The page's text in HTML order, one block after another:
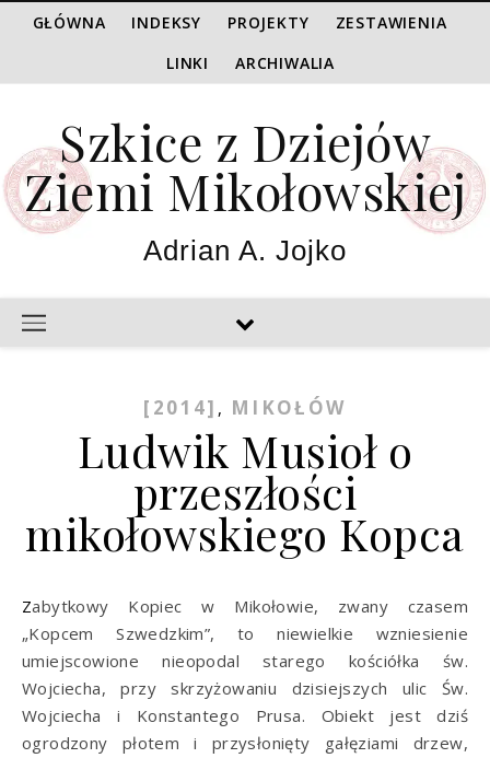
GŁÓWNA INDEKSY PROJEKTY
ZESTAWIENIA
LINKI
ARCHIWALIA
Szkice z Dziejów
Ziemi Mikołowskiej
Adrian A. Jojko
[2014] , MIKOŁÓW
Ludwik Musioł o
przeszłości
mikołowskiego Kopca
Zabytkowy Kopiec w Mikołowie, zwany czasem
„Kopcem Szwedzkim”, to niewielkie wzniesienie
umiejscowione nieopodal starego kościółka św.
Wojciecha, przy skrzyżowaniu dzisiejszych ulic Św.
Wojciecha i Konstantego Prusa. Obiekt jest dziś
ogrodzony płotem i przysłonięty gałęziami drzew,